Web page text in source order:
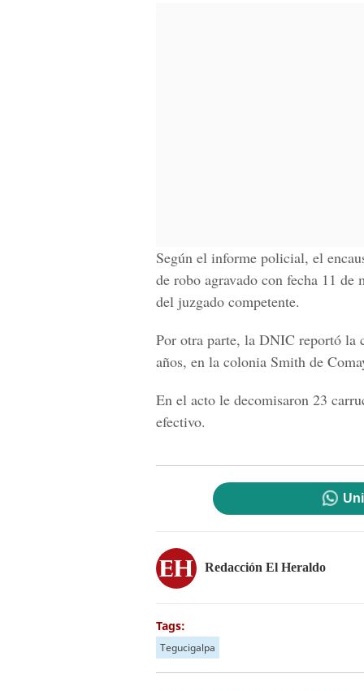
Según el informe policial, el
de robo agravado con fecha 11
del juzgado competente.
Por otra parte, la DNIC reportó la
años, en la colonia Smith de
En el acto le decomisaron 23
efectivo.
Redacción El Heraldo
Tags:
Tegucigalpa